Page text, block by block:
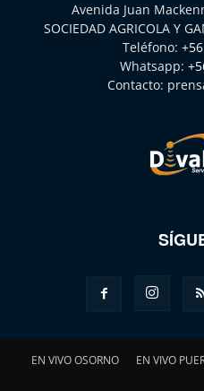
Avenida Juan
SOCIEDAD AGRICOLA Y
Teléfono:
Whatsapp:
Contacto:
EN VIVO OSORNO EN VIVO